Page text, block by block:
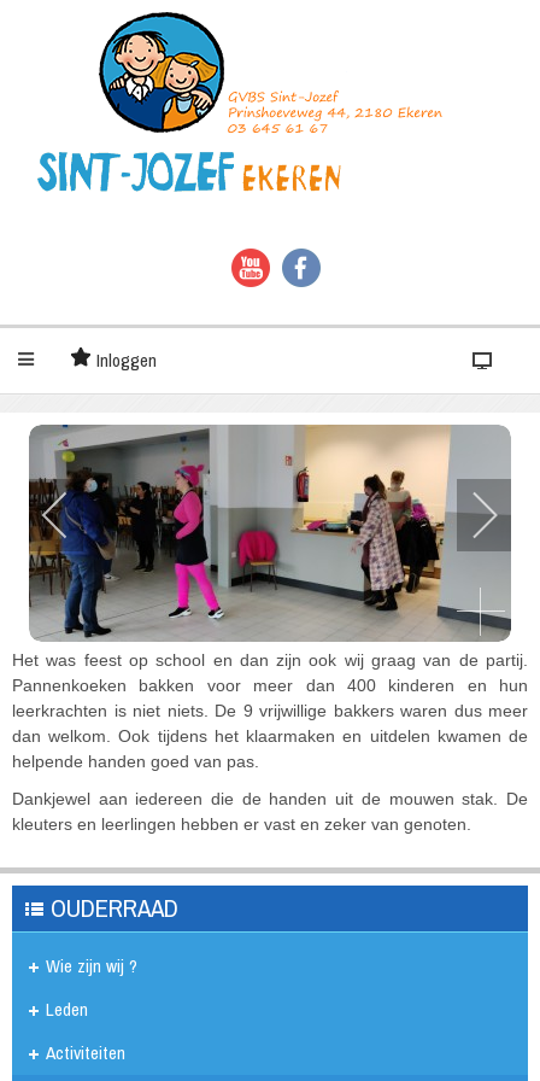
Inloggen
Het was feest op school en dan zijn ook wij graag van de partij.
Pannenkoeken bakken voor meer dan 400 kinderen en hun
leerkrachten is niet niets. De 9 vrijwillige bakkers waren dus meer
dan welkom. Ook tijdens het klaarmaken en uitdelen kwamen de
helpende handen goed van pas.
Dankjewel aan iedereen die de handen uit de mouwen stak. De
kleuters en leerlingen hebben er vast en zeker van genoten.
OUDERRAAD
Wie zijn wij ?
Leden
Activiteiten